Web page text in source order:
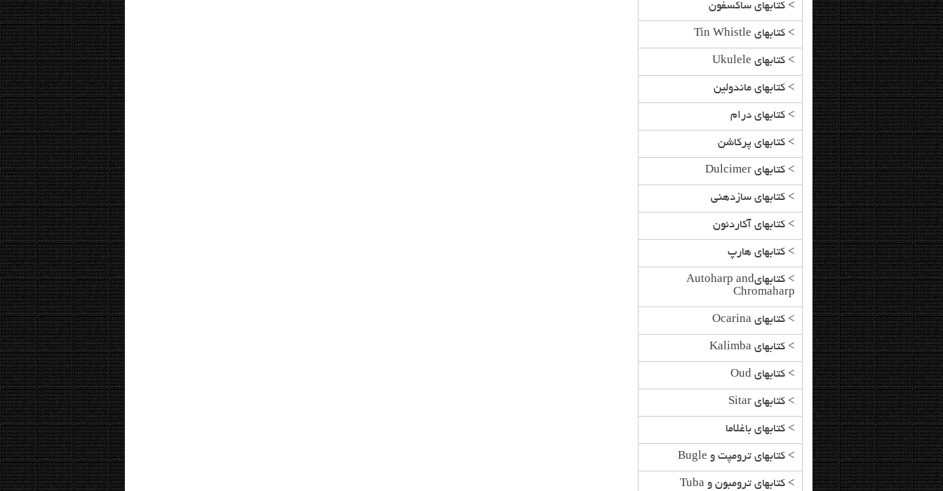
>کتابهای ساکسفون
>کتابهای Tin Whistle
>کتابهای Ukulele
>کتابهای ماندولین
>کتابهای درام
>کتابهای پرکاشن
>کتابهای Dulcimer
>کتابهای سازدهنی
>کتابهای آکاردئون
>کتابهای هارپ
>
کتابهایAutoharp and
Chromaharp
>کتابهای Ocarina
>کتابهای Kalimba
>کتابهای Oud
>کتابهای Sitar
>کتابهای باغلاما
>کتابهای ترومپت و Bugle
>کتابهای ترومبون و Tuba